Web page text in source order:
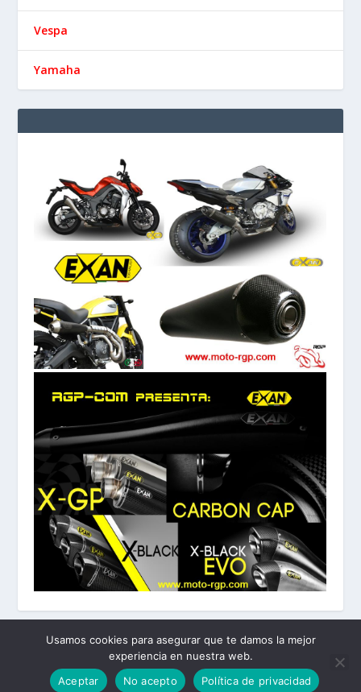
Vespa
Yamaha
Elegant Themes| Desarrollado por WordPress
Usamos cookies para asegurar que te damos la mejor
experiencia en nuestra web.
Aceptar
No acepto Política de privacidad